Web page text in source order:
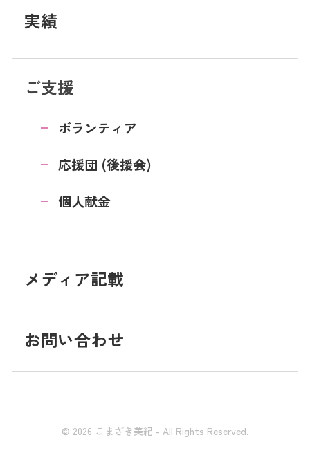
実績
ご支援
ボランティア
応援団 (後援会)
個人献金
メディア記載
お問い合わせ
© 2026 こまざき美紀 - All Rights Reserved.